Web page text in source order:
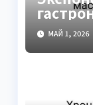
МАЙ 1, 2026